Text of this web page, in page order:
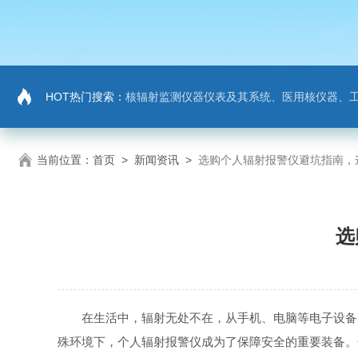
HOT热门搜索： 核辐射监测仪器仪表及其系统、医用核仪器、
当前位置： 首页 > 新闻资讯 > 选购个人辐射报警仪避坑指南
在生活中，辐射无处不在，从手机、电脑等电子设备
殊环境下，个人辐射报警仪成为了保障安全的重要装备